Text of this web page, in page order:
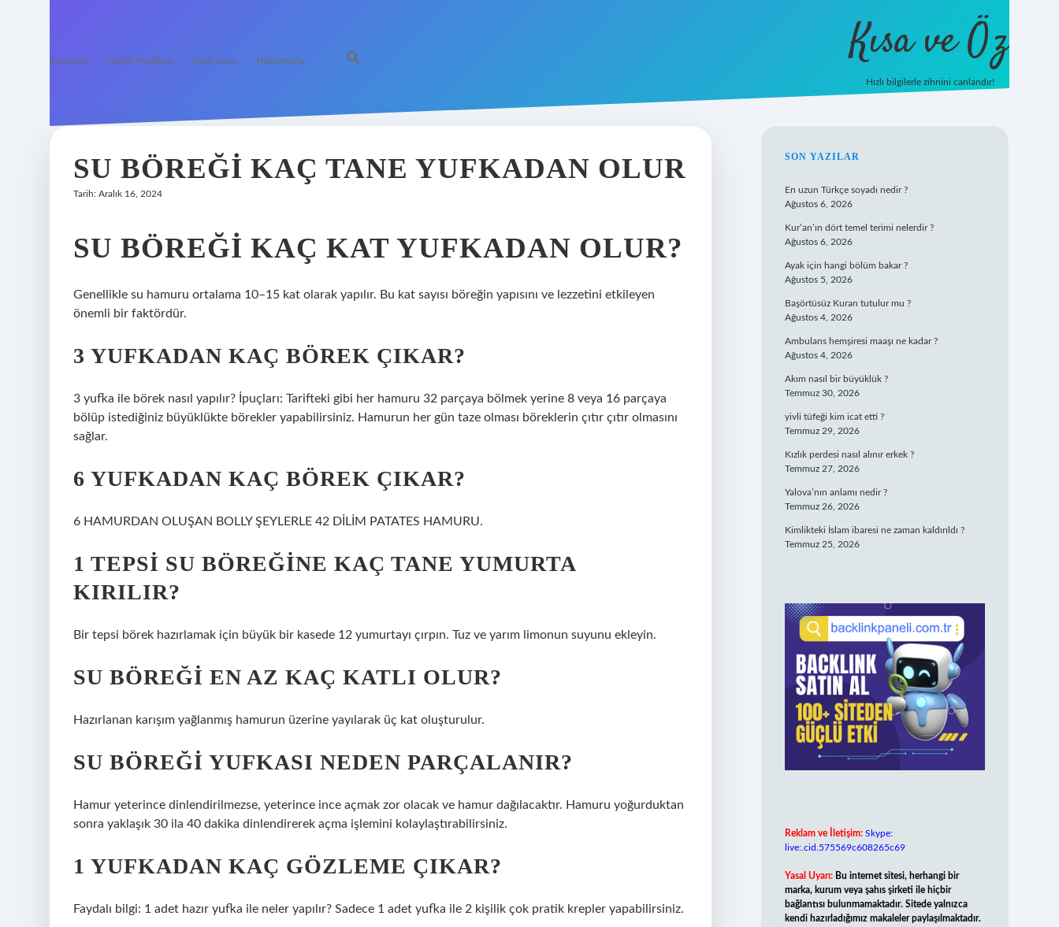
Anasayfa Gizlilik Politikası Yasal Uyarı Hakkımızda Kısa ve Öz
Hızlı bilgilerle zihnini canlandır!
SU BÖREĞI KAÇ TANE YUFKADAN OLUR
Tarih: Aralık 16, 2024
SU BÖREĞI KAÇ KAT YUFKADAN OLUR?
Genellikle su hamuru ortalama 10–15 kat olarak yapılır. Bu kat sayısı böreğin yapısını ve lezzetini etkileyen
önemli bir faktördür.
3 YUFKADAN KAÇ BÖREK ÇIKAR?
3 yufka ile börek nasıl yapılır? İpuçları: Tarifteki gibi her hamuru 32 parçaya bölmek yerine 8 veya 16 parçaya
bölüp istediğiniz büyüklükte börekler yapabilirsiniz. Hamurun her gün taze olması böreklerin çıtır çıtır olmasını
sağlar.
6 YUFKADAN KAÇ BÖREK ÇIKAR?
6 HAMURDAN OLUŞAN BOLLY ŞEYLERLE 42 DİLİM PATATES HAMURU.
1 TEPSI SU BÖREĞINE KAÇ TANE YUMURTA
KIRILIR?
Bir tepsi börek hazırlamak için büyük bir kasede 12 yumurtayı çırpın. Tuz ve yarım limonun suyunu ekleyin.
SU BÖREĞI EN AZ KAÇ KATLI OLUR?
Hazırlanan karışım yağlanmış hamurun üzerine yayılarak üç kat oluşturulur.
SU BÖREĞI YUFKASI NEDEN PARÇALANIR?
Hamur yeterince dinlendirilmezse, yeterince ince açmak zor olacak ve hamur dağılacaktır. Hamuru yoğurduktan
sonra yaklaşık 30 ila 40 dakika dinlendirerek açma işlemini kolaylaştırabilirsiniz.
1 YUFKADAN KAÇ GÖZLEME ÇIKAR?
Faydalı bilgi: 1 adet hazır yufka ile neler yapılır? Sadece 1 adet yufka ile 2 kişilik çok pratik krepler yapabilirsiniz.
SIDEBAR
SON YAZILAR
En uzun Türkçe soyadı nedir ?
Ağustos 6, 2026
Kur’an’ın dört temel terimi nelerdir ?
Ağustos 6, 2026
Ayak için hangi bölüm bakar ?
Ağustos 5, 2026
Başörtüsüz Kuran tutulur mu ?
Ağustos 4, 2026
Ambulans hemşiresi maaşı ne kadar ?
Ağustos 4, 2026
Akım nasıl bir büyüklük ?
Temmuz 30, 2026
yivli tüfeği kim icat etti ?
Temmuz 29, 2026
Kızlık perdesi nasıl alınır erkek ?
Temmuz 27, 2026
Yalova’nın anlamı nedir ?
Temmuz 26, 2026
Kimlikteki İslam ibaresi ne zaman kaldırıldı ?
Temmuz 25, 2026
Reklam ve İletişim: Skype:
live:.cid.575569c608265c69
Yasal Uyarı: Bu internet sitesi, herhangi bir
marka, kurum veya şahıs şirketi ile hiçbir
bağlantısı bulunmamaktadır. Sitede yalnızca
kendi hazırladığımız makaleler paylaşılmaktadır.